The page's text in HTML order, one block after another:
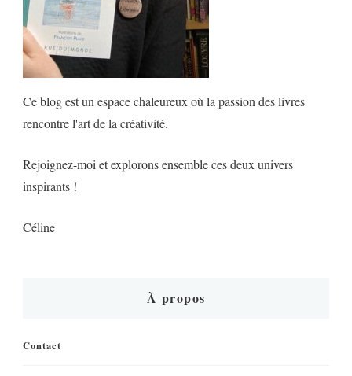
Ce blog est un espace chaleureux où la passion des livres
rencontre l'art de la créativité.
Rejoignez-moi et explorons ensemble ces deux univers
inspirants !
Céline
À propos
Contact